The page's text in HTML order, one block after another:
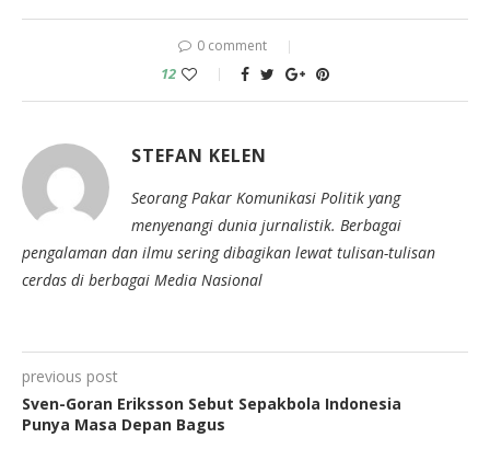
0 comment
12
STEFAN KELEN
Seorang Pakar Komunikasi Politik yang
menyenangi dunia jurnalistik. Berbagai
pengalaman dan ilmu sering dibagikan lewat tulisan-tulisan
cerdas di berbagai Media Nasional
previous post
Sven-Goran Eriksson Sebut Sepakbola Indonesia
Punya Masa Depan Bagus